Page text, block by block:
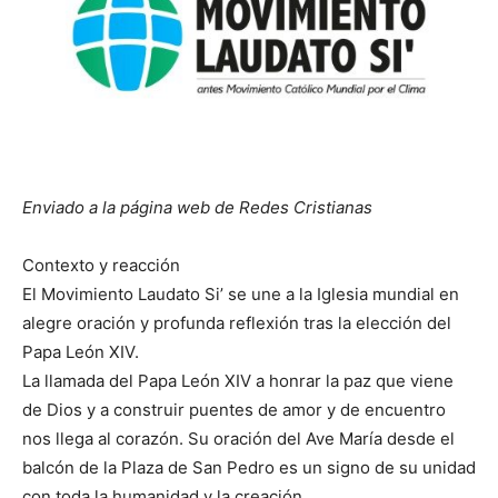
Enviado a la página web de Redes Cristianas
Contexto y reacción
El Movimiento Laudato Si’ se une a la Iglesia mundial en
alegre oración y profunda reflexión tras la elección del
Papa León XIV.
La llamada del Papa León XIV a honrar la paz que viene
de Dios y a construir puentes de amor y de encuentro
nos llega al corazón. Su oración del Ave María desde el
balcón de la Plaza de San Pedro es un signo de su unidad